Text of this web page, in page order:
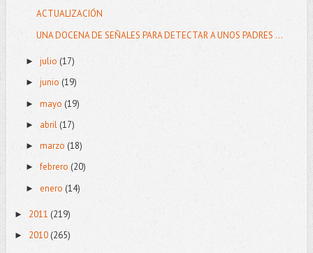
ACTUALIZACIÓN
UNA DOCENA DE SEÑALES PARA DETECTAR A UNOS PADRES ...
► julio (17)
► junio (19)
► mayo (19)
► abril (17)
► marzo (18)
►febrero (20)
► enero (14)
► 2011 (219)
► 2010(265)